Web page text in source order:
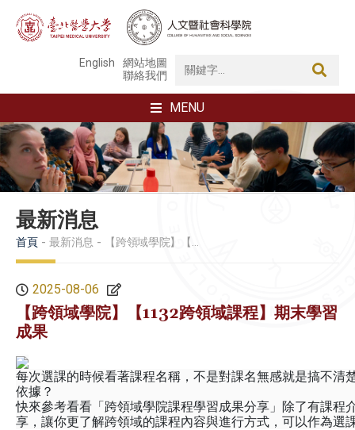
English
網站地圖
聯絡我們
MENU
最新消息
首頁 最新消息 【跨領域學院】【1132跨領域課程】期末學習成果
2025-08-06
【跨領域學院】【1132跨領域課程】期末學習
成果
每次選課的時候看著課程名稱，不是對課名無感就是搞不清
依據？
快來參考看看「跨領域學院課程學習成果分享」除了有課程
享，讓你更了解跨領域的課程內容與進行方式，可以作為選